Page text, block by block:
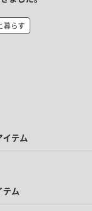
暮らす
イテム
テム